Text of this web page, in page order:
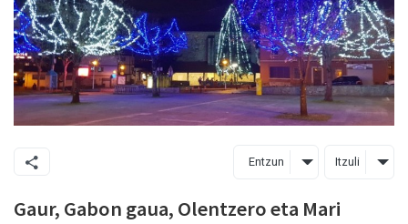
Entzun Itzuli
Gaur, Gabon gaua, Olentzero eta Mari